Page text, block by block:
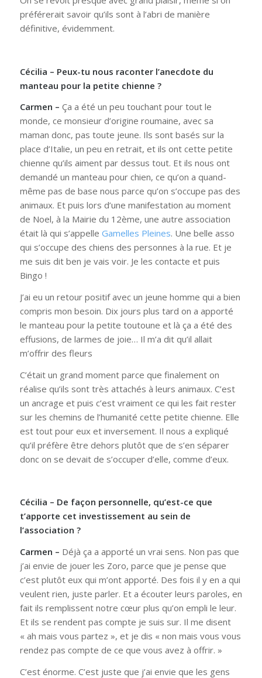
préférerait savoir qu’ils sont à l’abri de manière
définitive, évidemment.
Cécilia – Peux-tu nous raconter l’anecdote du
manteau pour la petite chienne ?
Carmen – Ça a été un peu touchant pour tout le
monde, ce monsieur d’origine roumaine, avec sa
maman donc, pas toute jeune. Ils sont basés sur la
place d’Italie, un peu en retrait, et ils ont cette petite
chienne qu’ils aiment par dessus tout. Et ils nous ont
demandé un manteau pour chien, ce qu’on a quand-
même pas de base nous parce qu’on s’occupe pas des
animaux. Et puis lors d’une manifestation au moment
de Noel, à la Mairie du 12ème, une autre association
était là qui s’appelle Gamelles Pleines. Une belle asso
qui s’occupe des chiens des personnes à la rue. Et je
me suis dit ben je vais voir. Je les contacte et puis
Bingo !
J’ai eu un retour positif avec un jeune homme qui a bien
compris mon besoin. Dix jours plus tard on a apporté
le manteau pour la petite toutoune et là ça a été des
effusions, de larmes de joie… Il m’a dit qu’il allait
m’offrir des fleurs
C’était un grand moment parce que finalement on
réalise qu’ils sont très attachés à leurs animaux. C’est
un ancrage et puis c’est vraiment ce qui les fait rester
sur les chemins de l’humanité cette petite chienne. Elle
est tout pour eux et inversement. Il nous a expliqué
qu’il préfère être dehors plutôt que de s’en séparer
donc on se devait de s’occuper d’elle, comme d’eux.
Cécilia – De façon personnelle, qu’est-ce que
t’apporte cet investissement au sein de
l’association ?
Carmen – Déjà ça a apporté un vrai sens. Non pas que
j’ai envie de jouer les Zoro, parce que je pense que
c’est plutôt eux qui m’ont apporté. Des fois il y en a qui
veulent rien, juste parler. Et a écouter leurs paroles, en
fait ils remplissent notre cœur plus qu’on empli le leur.
Et ils se rendent pas compte je suis sur. Il me disent
« ah mais vous partez », et je dis « non mais vous vous
rendez pas compte de ce que vous avez à offrir. »
C’est énorme. C’est juste que j’ai envie que les gens